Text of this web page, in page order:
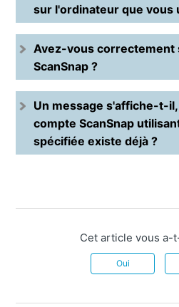
sur l'ordinateur que vous
Avez-vous correctement
ScanSnap ?
Un message s'affiche-t-
compte ScanSnap
spécifiée existe déjà ?
Cet article vous a-
Oui